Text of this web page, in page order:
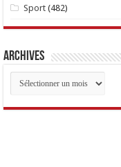
Sport (482)
Archives
Archives